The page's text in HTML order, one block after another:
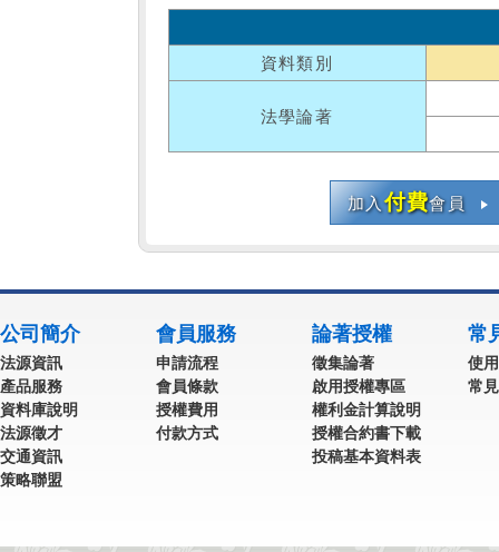
資料類別
法學論著
加入付費會員
公司簡介
法源資訊
產品服務
資料庫說明
法源徵才
交通資訊
策略聯盟
會員服務
申請流程
會員條款
授權費用
付款方式
論著授權
徵集論著
啟用授權專區
權利金計算說明
授權合約書下載
投稿基本資料表
常
使
常